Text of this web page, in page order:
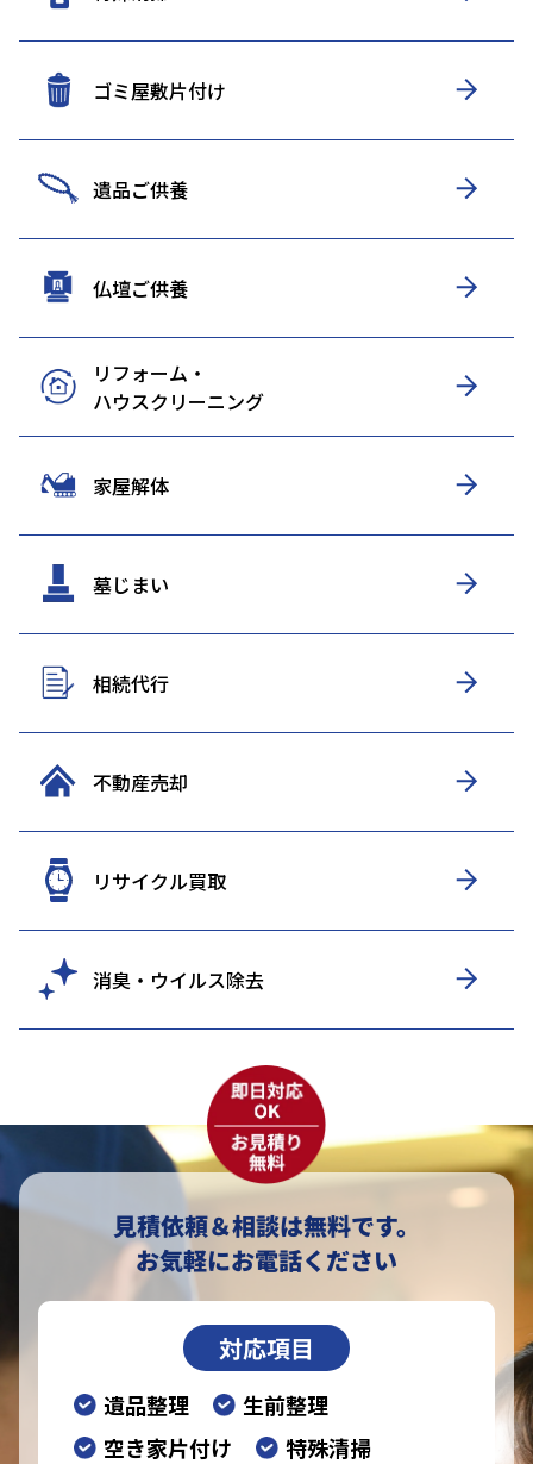
ゴミ屋敷片付け
遺品ご供養
仏壇ご供養
リフォーム・
ハウスクリーニング
家屋解体
墓じまい
相続代行
不動産売却
リサイクル買取
消臭・ウイルス除去
見積依頼＆相談は無料です。
お気軽にお電話ください
対応項目
遺品整理
生前整理
空き家片付け
特殊清掃